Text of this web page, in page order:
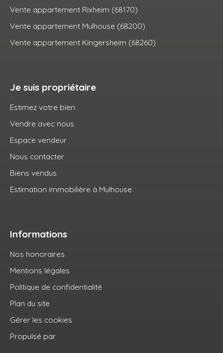
Vente appartement Rixheim (68170)
Vente appartement Mulhouse (68200)
Vente appartement Kingersheim (68260)
Je suis propriétaire
Estimez votre bien
Vendre avec nous
Espace vendeur
Nous contacter
Biens vendus
Estimation immobilière à Mulhouse
Informations
Nos honoraires
Mentions légales
Politique de confidentialité
Plan du site
Gérer les cookies
Propulsé par